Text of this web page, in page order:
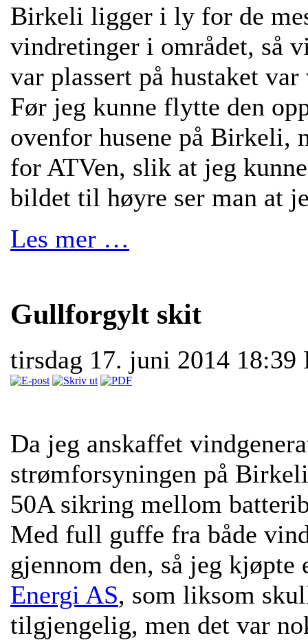
Birkeli ligger i ly for de
vindretinger i området, så
var plassert på hustaket
Før jeg kunne flytte den
ovenfor husene på Birkeli,
for ATVen, slik at jeg
bildet til høyre ser man at
Les mer …
Gullforgylt skit
tirsdag 17. juni 2014 18:39
Da jeg anskaffet
strømforsyningen på
50A sikring mellom
Med full guffe fra både
gjennom den, så jeg
Energi AS, som liksom
tilgjengelig, men det var